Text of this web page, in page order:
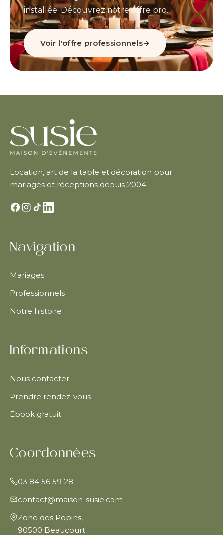
installée. Découvrez notre offre pro.
Voir l'offre professionnels→
Location, art de la table et décoration pour
mariages et réceptions depuis 2004.
Navigation
Mariages
Professionnels
Notre histoire
Informations
Nous contacter
Prendre rendez-vous
Ebook gratuit
Coordonnées
03 84 56 59 28
contact@maison-susie.com
Zone des Popins,
90500 Beaucourt